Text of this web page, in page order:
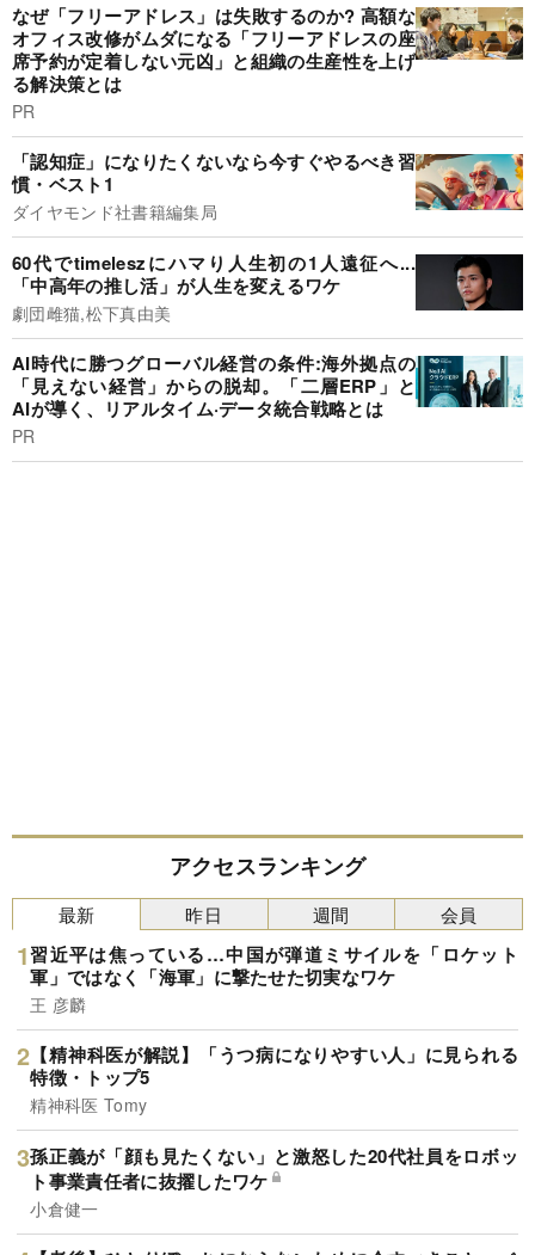
なぜ「フリーアドレス」は失敗するのか? 高額な
オフィス改修がムダになる「フリーアドレスの座
席予約が定着しない元凶」と組織の生産性を上げ
る解決策とは
PR
「認知症」になりたくないなら今すぐやるべき習
慣・ベスト1
ダイヤモンド社書籍編集局
60代でtimeleszにハマり人生初の1人遠征へ...
「中高年の推し活」が人生を変えるワケ
劇団雌猫,松下真由美
AI時代に勝つグローバル経営の条件:海外拠点の
「見えない経営」からの脱却。「二層ERP」と
AIが導く、リアルタイム·データ統合戦略とは
PR
アクセスランキング
最新
習近平は焦っている…中国が弾道ミサイルを「ロケット
軍」ではなく「海軍」に撃たせた切実なワケ
王 彦麟
【精神科医が解説】「うつ病になりやすい人」に見られる
特徴・トップ5
精神科医 Tomy
孫正義が「顔も見たくない」と激怒した20代社員をロボッ
ト事業責任者に抜擢したワケ
小倉健一
昨日 週間 会員